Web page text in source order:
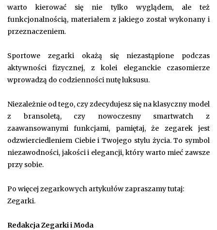
warto kierować się nie tylko wyglądem, ale też
funkcjonalnością, materiałem z jakiego został wykonany i
przeznaczeniem.
Sportowe zegarki okażą się niezastąpione podczas
aktywności fizycznej, z kolei eleganckie czasomierze
wprowadzą do codzienności nutę luksusu.
Niezależnie od tego, czy zdecydujesz się na klasyczny model
z bransoletą, czy nowoczesny smartwatch z
zaawansowanymi funkcjami, pamiętaj, że zegarek jest
odzwierciedleniem Ciebie i Twojego stylu życia. To symbol
niezawodności, jakości i elegancji, który warto mieć zawsze
przy sobie.
Po więcej zegarkowych artykułów zapraszamy tutaj:
Zegarki.
Redakcja Zegarki i Moda